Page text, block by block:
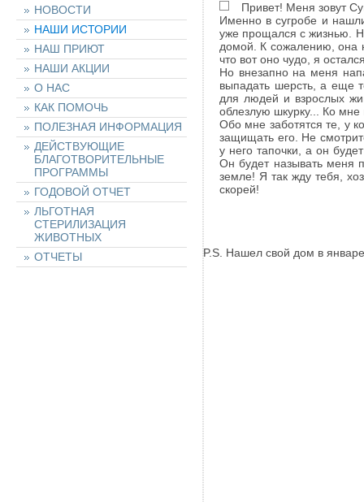
НОВОСТИ
НАШИ ИСТОРИИ
НАШ ПРИЮТ
НАШИ АКЦИИ
О НАС
КАК ПОМОЧЬ
ПОЛЕЗНАЯ ИНФОРМАЦИЯ
ДЕЙСТВУЮЩИЕ
БЛАГОТВОРИТЕЛЬНЫЕ
ПРОГРАММЫ
ГОДОВОЙ ОТЧЕТ
ЛЬГОТНАЯ
СТЕРИЛИЗАЦИЯ
ЖИВОТНЫХ
ОТЧЕТЫ
Привет! Меня зовут
Именно в сугробе и
уже прощался с жизнью.
домой. К сожалению, она
что вот оно чудо, я
Но внезапно на меня
выпадать шерсть, а еще
для людей и взрослых
облезлую шкурку... Ко
Обо мне заботятся те, у
защищать его. Не
у него тапочки, а он
Он будет называть меня
земле! Я так жду тебя,
скорей!
P.S. Нашел свой дом в